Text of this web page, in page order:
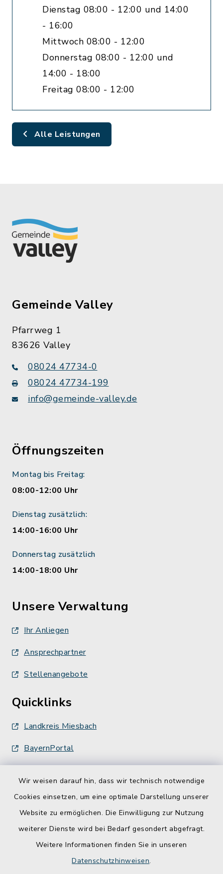
Wir weisen darauf hin, dass wir technisch notwendige
Cookies einsetzen, um eine optimale Darstellung unserer
Website zu ermöglichen. Die Einwilligung zur Nutzung
weiterer Dienste wird bei Bedarf gesondert abgefragt.
Weitere Informationen finden Sie in unseren
Datenschutzhinweisen.
Dienstag 08:00 - 12:00 und 14:00
- 16:00
Mittwoch 08:00 - 12:00
Donnerstag 08:00 - 12:00 und
14:00 - 18:00
Freitag 08:00 - 12:00
Alle Leistungen
Gemeinde Valley
Pfarrweg 1
83626 Valley
08024 47734-0
08024 47734-199
info@gemeinde-valley.de
Öffnungszeiten
Montag bis Freitag:
08:00-12:00 Uhr
Dienstag zusätzlich:
14:00-16:00 Uhr
Donnerstag zusätzlich
14:00-18:00 Uhr
Unsere Verwaltung
Ihr Anliegen
Ansprechpartner
Stellenangebote
Quicklinks
Landkreis Miesbach
BayernPortal
Barrierefreiheit